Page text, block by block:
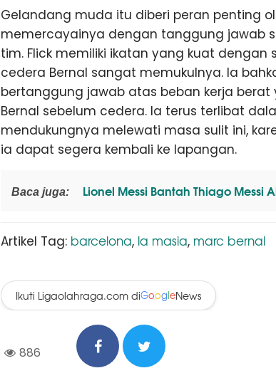
Gelandang muda itu diberi peran penting
memercayainya dengan tanggung jawab
tim. Flick memiliki ikatan yang kuat dengan
cedera Bernal sangat memukulnya. Ia
bertanggung jawab atas beban kerja berat
Bernal sebelum cedera. Ia terus terlibat
mendukungnya melewati masa sulit ini,
ia dapat segera kembali ke lapangan.
Baca juga: Lionel Messi Bantah Thiago Messi
Artikel Tag: barcelona, la masia, marc bernal
Ikuti Ligaolahraga.com diGoogleNews
886